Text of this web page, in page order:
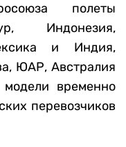
полеты
Индонезия,
и Индия,
ЮАР, Австралия
временно
перевозчиков